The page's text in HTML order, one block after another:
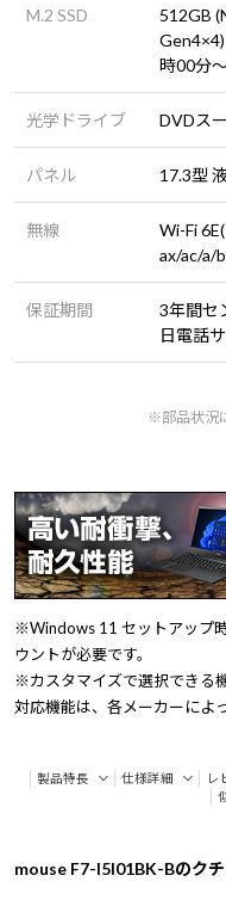
M.2 SSD
512GB
時00分
光学ドライブ DVDス
パネル 17.3型
無線
Wi-Fi
ax/ac/a/
保証期間
3年間セ
日電話
※部品状況
※Windows 11 セットアップ
ウントが必要です。
※カスタマイズで選択できる
対応機能は、各メーカーによ
製品特長 仕様詳細 レ
mouse F7-I5I01BK-Bのク